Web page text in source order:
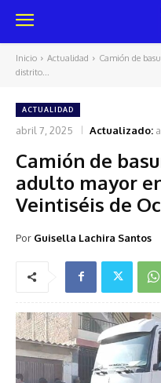
Inicio Actualidad
Camión de
distrito...
ACTUALIDAD
abril 7, 2025 Actualizado:
Camión de
adulto mayor
Veintiséis de
Por Guisella Lachira Santos